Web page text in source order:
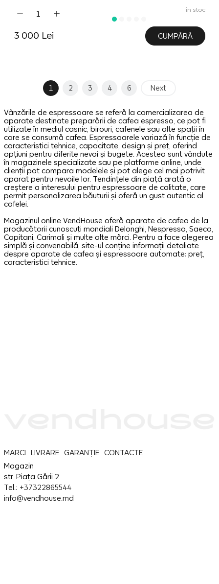
în stoc
3 000 Lei CUMPĂRĂ
1 2 3 4 6 Next
Vânzările de espressoare se referă la comercializarea de
aparate destinate preparării de cafea espresso, ce pot fi
utilizate în mediul casnic, birouri, cafenele sau alte spații în
care se consumă cafea. Espressoarele variază în funcție de
caracteristici tehnice, capacitate, design și preț, oferind
opțiuni pentru diferite nevoi și bugete. Acestea sunt vândute
în magazinele specializate sau pe platforme online, unde
clienții pot compara modelele și pot alege cel mai potrivit
aparat pentru nevoile lor. Tendințele din piață arată o
creștere a interesului pentru espressoare de calitate, care
permit personalizarea băuturii și oferă un gust autentic al
cafelei.
Magazinul online VendHouse oferă aparate de cafea de la
producătorii cunoscuți mondiali Delonghi, Nespresso, Saeco,
Capitani, Carimali și multe alte mărci. Pentru a face alegerea
simplă și convenabilă, site-ul conține informații detaliate
despre aparate de cafea și espressoare automate: preț,
caracteristici tehnice.
MARCI LIVRARE GARANȚIE
CONTACTE
Magazin
str. Piața Gării 2
Tel.: +37322865544
info@vendhouse.md